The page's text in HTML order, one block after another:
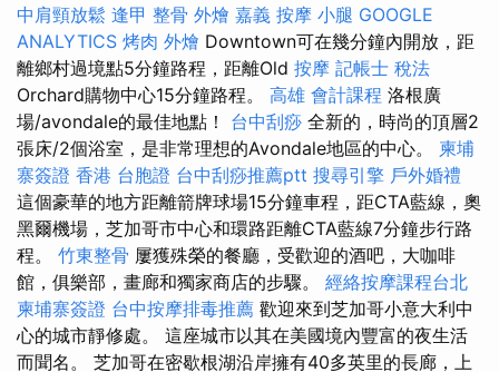
中肩頸放鬆 逢甲 整骨 外燴 嘉義 按摩 小腿 GOOGLE
ANALYTICS 烤肉 外燴 Downtown可在幾分鐘內開放，距
離鄉村過境點5分鐘路程，距離Old 按摩 記帳士 稅法
Orchard購物中心15分鐘路程。 高雄 會計課程 洛根廣
場/avondale的最佳地點！ 台中刮痧 全新的，時尚的頂層2
張床/2個浴室，是非常理想的Avondale地區的中心。 柬埔
寨簽證 香港 台胞證 台中刮痧推薦ptt 搜尋引擎 戶外婚禮
這個豪華的地方距離箭牌球場15分鐘車程，距CTA藍線，奧
黑爾機場，芝加哥市中心和環路距離CTA藍線7分鐘步行路
程。 竹東整骨 屢獲殊榮的餐廳，受歡迎的酒吧，大咖啡
館，俱樂部，畫廊和獨家商店的步驟。 經絡按摩課程台北
柬埔寨簽證 台中按摩排毒推薦 歡迎來到芝加哥小意大利中
心的城市靜修處。 這座城市以其在美國境內豐富的夜生活
而聞名。 芝加哥在密歇根湖沿岸擁有40多英里的長廊，上